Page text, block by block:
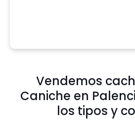
Vendemos
Caniche en
los tipos y